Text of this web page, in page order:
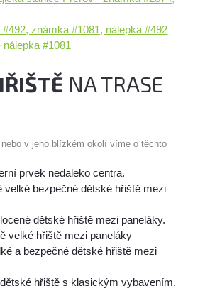
známka #1081, nálepka #492
#1081
NA TRASE
v jeho blízkém okolí víme o těchto
prvek nedaleko centra.
velké bezpečné dětské hřiště mezi
dětské hřiště mezi paneláky.
velké hřiště mezi paneláky
a bezpečné dětské hřiště mezi
hřiště s klasickým vybavením.